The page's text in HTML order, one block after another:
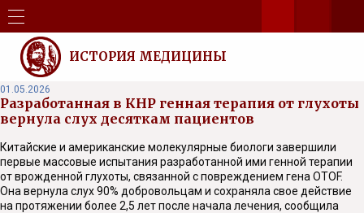
ИСТОРИЯ МЕДИЦИНЫ
01.05.2026
Разработанная в КНР генная терапия от глухоты
вернула слух десяткам пациентов
Китайские и американские молекулярные биологи завершили
первые массовые испытания разработанной ими генной терапии
от врожденной глухоты, связанной с повреждением гена OTOF.
Она вернула слух 90% добровольцам и сохраняла свое действие
на протяжении более 2,5 лет после начала лечения, сообщила